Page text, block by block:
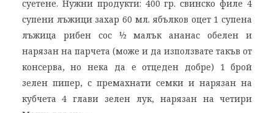
суетене. Нужни продукти: 400 гр. свинско филе 4
супени лъжици захар 60 мл. ябълков оцет 1 супена
лъжица рибен сос ½ малък ананас обелен и
нарязан на парчета (може и да използвате такъв от
консерва, но нека да е отцеден добре) 1 брой
зелен пипер, с премахнати семки и нарязан на
кубчета 4 глави зелен лук, нарязан на четири